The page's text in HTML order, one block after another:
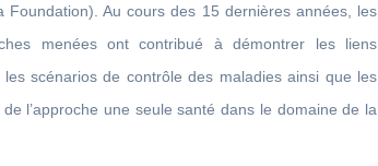
Au cours des 15 dernières années, les
menées ont contribué à démontrer les liens
scénarios de contrôle des maladies ainsi que les
l’approche une seule santé dans le domaine de la